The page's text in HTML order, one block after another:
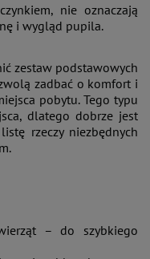
nie oznaczają
i wygląd pupila.
zestaw podstawowych
zadbać o komfort i
pobytu. Tego typu
dlatego dobrze jest
rzeczy niezbędnych
– do szybkiego